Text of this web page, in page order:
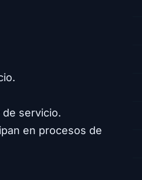
servicio.
en procesos de